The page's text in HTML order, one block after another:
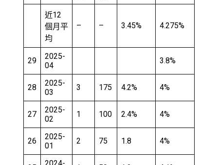
近12
個月平
均
– – 3.45% 4.275%
29
2025-
04
3.8%
28
2025-
03
3 175 4.2% 4%
27
2025-
02
1 100 2.4% 4%
26
2025-
01
2 75 1.8 4%